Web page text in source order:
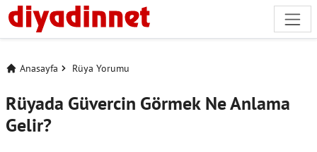
Anasayfa Rüya Yorumu
Rüyada Güvercin Görmek Ne Anlama
Gelir?